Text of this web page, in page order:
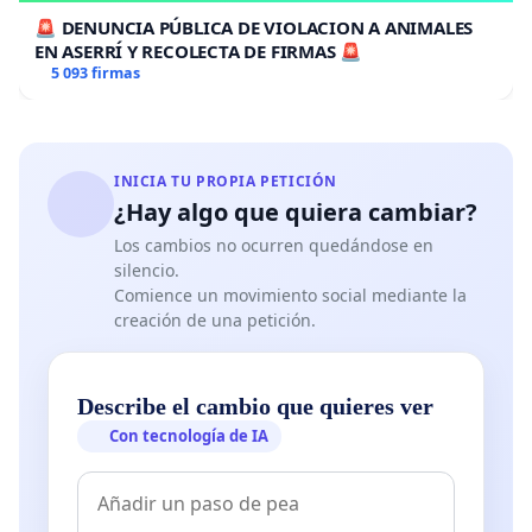
🚨 DENUNCIA PÚBLICA DE VIOLACION A ANIMALES
EN ASERRÍ Y RECOLECTA DE FIRMAS 🚨
5 093 firmas
INICIA TU PROPIA PETICIÓN
¿Hay algo que quiera cambiar?
Los cambios no ocurren quedándose en
silencio.
Comience un movimiento social mediante la
creación de una petición.
Describe el cambio que quieres ver
Con tecnología de IA